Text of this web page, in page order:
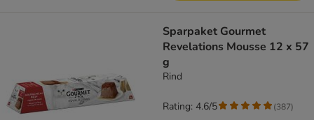
Sparpaket Gourmet
Revelations Mousse 12 x 57
g
Rind
Rating: 4.6/5 (387)